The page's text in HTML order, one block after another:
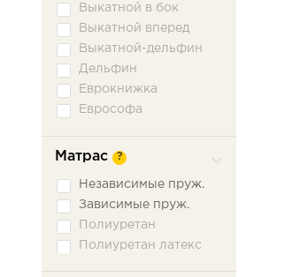
Выкатной в бок
Выкатной вперед
Выкатной-дельфин
Дельфин
Еврокнижка
Еврософа
Книжка откатная
Ножницы
Пантограф
Подъемное сидение
Сабля
Матрас ?
Независимые пруж.
Зависимые пруж.
Полиуретан
Полиуретан латекс